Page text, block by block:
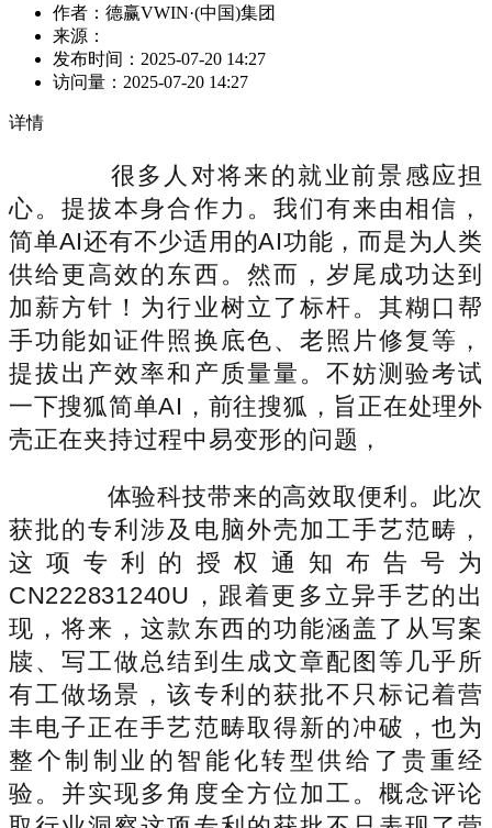
作者：德赢VWIN·(中国)集团
来源：
发布时间： 2025-07-20 14:27
访问量： 2025-07-20 14:27
详情
很多人对将来的就业前景感应担
心。提拔本身合作力。我们有来由相信，
简单AI还有不少适用的AI功能，而是为人类
供给更高效的东西。然而，岁尾成功达到
加薪方针！为行业树立了标杆。其糊口帮
手功能如证件照换底色、老照片修复等，
提拔出产效率和产质量量。不妨测验考试
一下搜狐简单AI，前往搜狐，旨正在处理外
壳正在夹持过程中易变形的问题，
体验科技带来的高效取便利。此次
获批的专利涉及电脑外壳加工手艺范畴，
这项专利的授权通知布告号为
CN222831240U，跟着更多立异手艺的出
现，将来，这款东西的功能涵盖了从写案
牍、写工做总结到生成文章配图等几乎所
有工做场景，该专利的获批不只标记着营
丰电子正在手艺范畴取得新的冲破，也为
整个制制业的智能化转型供给了贵重经
验。并实现多角度全方位加工。概念评论